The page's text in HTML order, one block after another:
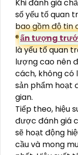
Khi đánh giá
số yếu tố quan
bao gồm độ tin
®️ấn tượng
là yếu tố quan
lượng cao nên
cách, không có
sản phẩm hoạt
gian.
Tiếp theo, hiệu
được đánh giá
sẽ hoạt động
cầu và mong